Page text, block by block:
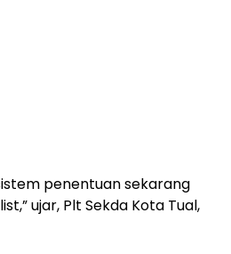
penentuan sekarang
ujar, Plt Sekda Kota Tual,